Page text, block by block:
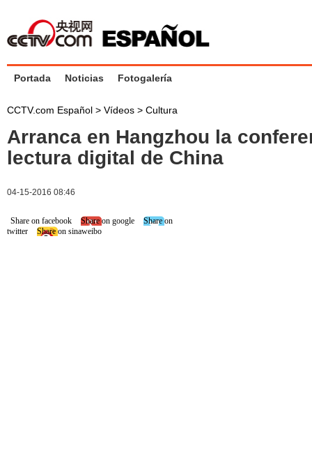
Portada Noticias Fotogalería
CCTV.com Español > Vídeos > Cultura
Arranca en Hangzhou la
lectura digital de China
04-15-2016 08:46
Share on facebook Share on google
Share on
twitter
Share on sinaweibo